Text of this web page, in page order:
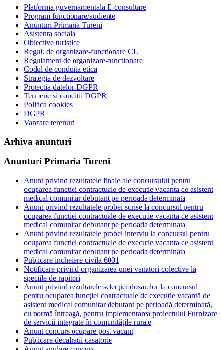
Platforma guvernamentala E-consultare
Program functionare/audiente
Anunturi Primaria Tureni
Asistenta sociala
Obiective turistice
Regul. de organizare-functionare CL
Regulament de organizare-functionare
Codul de conduita etica
Strategia de dezvoltare
Protectia datelor-DGPR
Termene si conditii DGPR
Politica cookies
DGPR
Vanzare terenuri
Arhiva anunturi
Anunturi Primaria Tureni
Anunt privind rezultatele finale ale concursului pentru
ocuparea functiei contractuale de executie vacanta de asistent
medical comunitar debutant pe perioada determinata
Anunt privind rezultatele probei scrise la concursul pentru
ocuparea functiei contractuale de executie vacanta de asistent
medical comunitar debutant pe perioada determinata
Anunt privind rezultatele probei interviu la concursul pentru
ocuparea functiei contractuale de executie vacanta de asistent
medical comunitar debutant pe perioada determinata
Publicare incheiere civila 6001
Notificare privind organizarea unei vanatori colective la
speciile de rapitori
Anunt privind rezultatele selecţiei dosarelor la concursul
pentru ocuparea funcţiei contractuale de execuție vacantă de
asistent medical comunitar debutant pe perioadă determinată,
cu normă întreagă, pentru implementarea proiectului Furnizare
de servicii integrate în comunitățile rurale
Anunt concurs ocupare post vacant
Publicare decalratii casatorie